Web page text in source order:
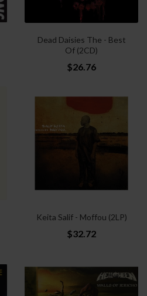
Dead Daisies The - Best
Of (2CD)
$26.76
Keita Salif - Moffou (2LP)
$32.72